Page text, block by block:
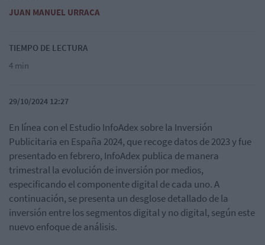
JUAN MANUEL URRACA
TIEMPO DE LECTURA
4 min
29/10/2024 12:27
En línea con el Estudio InfoAdex sobre la Inversión
Publicitaria en España 2024, que recoge datos de 2023 y fue
presentado en febrero, InfoAdex publica de manera
trimestral la evolución de inversión por medios,
especificando el componente digital de cada uno. A
continuación, se presenta un desglose detallado de la
inversión entre los segmentos digital y no digital, según este
nuevo enfoque de análisis.